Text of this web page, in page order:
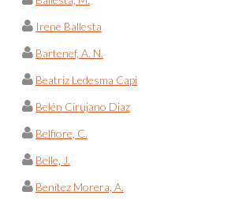
Irene Ballesta
Bartenef, A. N.
Beatriz Ledesma Capi
Belén Cirujano Diaz
Belfiore, C.
Belle, J.
Benítez Morera, A.